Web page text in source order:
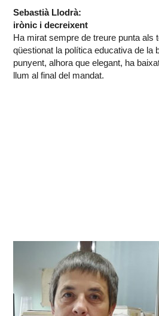
Sebastià Llodrà:
irònic i decreixent
Ha mirat sempre de treure punta als
qüestionat la política educativa de la
punyent, alhora que elegant, ha
llum al final del mandat.